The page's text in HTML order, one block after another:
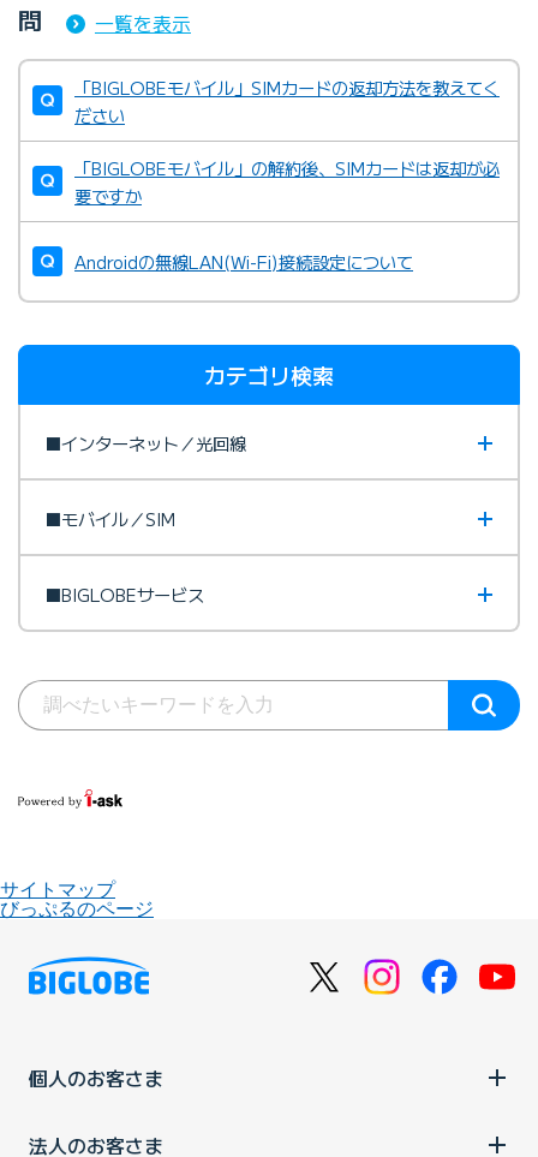
問
一覧を表示
「BIGLOBEモバイル」SIMカードの返却方法を教えてく
ださい
「BIGLOBEモバイル」の解約後、SIMカードは返却が必
要ですか
Androidの無線LAN(Wi-Fi)接続設定について
カテゴリ検索
■インターネット／光回線
■モバイル／SIM
■BIGLOBEサービス
サイトマップ
びっぷるのページ
個人のお客さま
法人のお客さま